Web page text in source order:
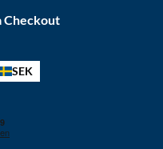
Checkout
SEK